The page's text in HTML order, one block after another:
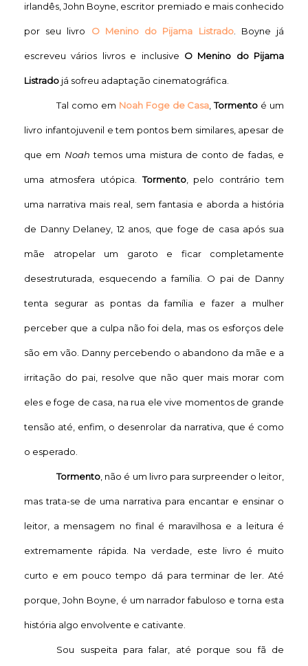
irlandês, John Boyne, escritor premiado e mais conhecido
por seu livro O Menino do Pijama Listrado. Boyne já
escreveu vários livros e inclusive O Menino do Pijama
Listrado já sofreu adaptação cinematográfica.
Tal como em Noah Foge de Casa ,Tormento é um
livro infantojuvenil e tem pontos bem similares, apesar de
que em Noah temos uma mistura de conto de fadas, e
uma atmosfera utópica.Tormento, pelo contrário tem
uma narrativa mais real, sem fantasia e aborda a história
de Danny Delaney, 12 anos, que foge de casa após sua
mãe atropelar um garoto e ficar completamente
desestruturada, esquecendo a família. O pai de Danny
tenta segurar as pontas da família e fazer a mulher
perceber que a culpa não foi dela, mas os esforços dele
são em vão. Danny percebendo o abandono da mãe e a
irritação do pai, resolve que não quer mais morar com
eles e foge de casa, na rua ele vive momentos de grande
tensão até, enfim, o desenrolar da narrativa, que é como
o esperado.
Tormento , não é um livro para surpreender o leitor,
mas trata-se de uma narrativa para encantar e ensinar o
leitor, a mensagem no final é maravilhosa e a leitura é
extremamente rápida. Na verdade, este livro é muito
curto e em pouco tempo dá para terminar de ler. Até
porque, John Boyne, é um narrador fabuloso e torna esta
história algo envolvente e cativante.
Sou suspeita para falar, até porque sou fã de